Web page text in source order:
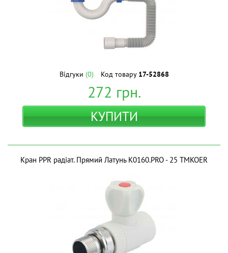
Відгуки (0) Код товару 17-52868
272 грн.
КУПИТИ
Кран PPR радіат. Прямий Латунь K0160.PRO - 25 ТМKOER